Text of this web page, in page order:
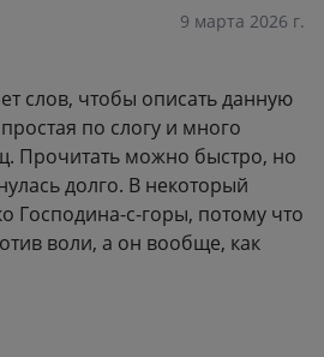
9 марта 2026 г.
слов, чтобы описать данную
по слогу и много
Прочитать можно быстро, но
долго. В некоторый
Господина-с-горы, потому что
воли, а он вообще, как
ничего не говорил, поэтому
А объяснение всего
было интересно.